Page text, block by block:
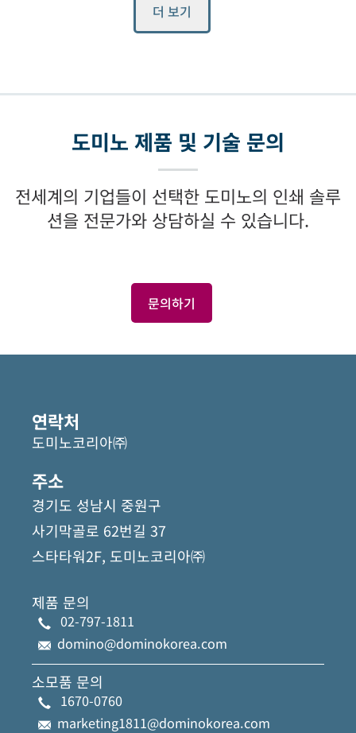
더 보기
도미노 제품 및 기술 문의
전세계의 기업들이 선택한 도미노의 인쇄 솔루
션을 전문가와 상담하실 수 있습니다.
문의하기
연락처
도미노코리아㈜
주소
경기도 성남시 중원구
사기막골로 62번길 37
스타타워2F, 도미노코리아㈜
제품 문의
02-797-1811
domino@dominokorea.com
소모품 문의
1670-0760
marketing1811@dominokorea.com